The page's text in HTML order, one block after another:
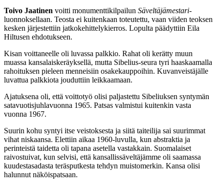
Toivo Jaatinen voitti monumenttikilpailun Säveltäjämestari-
luonnoksellaan. Teosta ei kuitenkaan toteutettu, vaan viiden teoksen
kesken järjestettiin jatkokehittelykierros. Lopulta päädyttiin Eila
Hiltusen ehdotukseen.
Kisan voittaneelle oli luvassa palkkio. Rahat oli kerätty muun
muassa kansalaiskeräyksellä, mutta Sibelius-seura tyri haaskaamalla
rahoituksen pieleen menneisiin osakekauppoihin. Kuvanveistäjälle
luvattua palkkiota jouduttiin leikkaamaan.
Ajatuksena oli, että voittotyö olisi paljastettu Sibeliuksen syntymän
satavuotisjuhlavuonna 1965. Patsas valmistui kuitenkin vasta
vuonna 1967.
Suurin kohu syntyi itse veistoksesta ja siitä taiteilija sai suurimmat
vihat niskaansa. Elettiin aikaa 1960-luvulla, kun abstraktia ja
perinteistä taidetta oli tapana asetella vastakkain. Suomalaiset
raivostuivat, kun selvisi, että kansallissäveltäjämme oli saamassa
kuudestasadasta teräsputkesta tehdyn muistomerkin. Kansa olisi
halunnut näköispatsaan.